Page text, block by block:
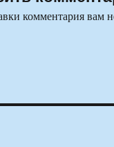
комментария вам